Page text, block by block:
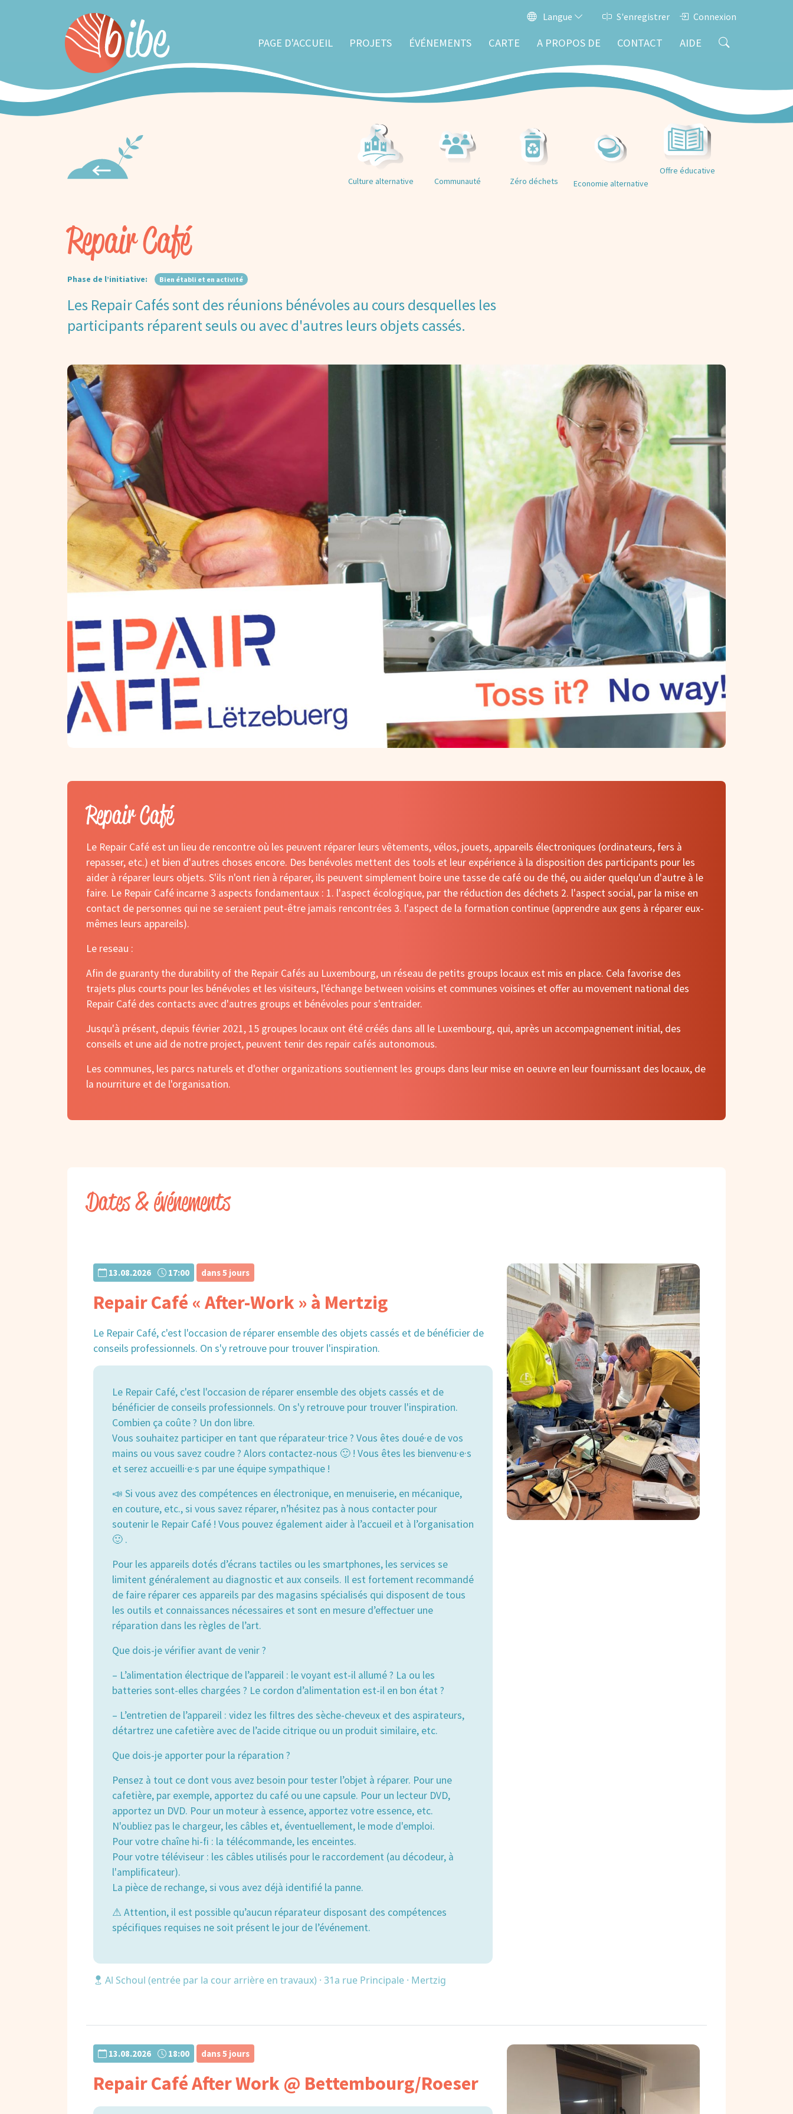
Langue S'enregistrer Connexion
PAGE D'ACCUEIL PROJETS ÉVÉNEMENTS CARTE A PROPOS DE CONTACT AIDE
Culture alternative Communauté Zéro déchets Economie alternative
Offre éducative
Repair Café
Phase de l’initiative: Bien établi et en activité
Les Repair Cafés sont des réunions bénévoles au cours desquelles les
participants réparent seuls ou avec d'autres leurs objets cassés.
Repair Café
Le Repair Café est un lieu de rencontre où les peuvent réparer leurs vêtements, vélos, jouets, appareils électroniques (ordinateurs, fers à
repasser, etc.) et bien d'autres choses encore. Des benévoles mettent des tools et leur expérience à la disposition des participants pour les
aider à réparer leurs objets. S'ils n'ont rien à réparer, ils peuvent simplement boire une tasse de café ou de thé, ou aider quelqu'un d'autre à le
faire. Le Repair Café incarne 3 aspects fondamentaux : 1. l'aspect écologique, par the réduction des déchets 2. l'aspect social, par la mise en
contact de personnes qui ne se seraient peut-être jamais rencontrées 3. l'aspect de la formation continue (apprendre aux gens à réparer eux-
mêmes leurs appareils).
Le reseau :
Afin de guaranty the durability of the Repair Cafés au Luxembourg, un réseau de petits groups locaux est mis en place. Cela favorise des
trajets plus courts pour les bénévoles et les visiteurs, l'échange between voisins et communes voisines et offer au movement national des
Repair Café des contacts avec d'autres groups et bénévoles pour s'entraider.
Jusqu'à présent, depuis février 2021, 15 groupes locaux ont été créés dans all le Luxembourg, qui, après un accompagnement initial, des
conseils et une aid de notre project, peuvent tenir des repair cafés autonomous.
Les communes, les parcs naturels et d'other organizations soutiennent les groups dans leur mise en oeuvre en leur fournissant des locaux, de
la nourriture et de l'organisation.
Dates & événements
13.08.2026 17:00 dans 5 jours
Repair Café « After-Work » à Mertzig
Le Repair Café, c'est l'occasion de réparer ensemble des objets cassés et de bénéficier de
conseils professionnels. On s'y retrouve pour trouver l'inspiration.
Le Repair Café, c'est l'occasion de réparer ensemble des objets cassés et de
bénéficier de conseils professionnels. On s'y retrouve pour trouver l'inspiration.
Combien ça coûte ? Un don libre.
Vous souhaitez participer en tant que réparateur·trice ? Vous êtes doué·e de vos
mains ou vous savez coudre ? Alors contactez-nous 🙂 ! Vous êtes les bienvenu·e·s
et serez accueilli·e·s par une équipe sympathique !
📣 Si vous avez des compétences en électronique, en menuiserie, en mécanique,
en couture, etc., si vous savez réparer, n’hésitez pas à nous contacter pour
soutenir le Repair Café ! Vous pouvez également aider à l’accueil et à l’organisation
🙂 .
Pour les appareils dotés d’écrans tactiles ou les smartphones, les services se
limitent généralement au diagnostic et aux conseils. Il est fortement recommandé
de faire réparer ces appareils par des magasins spécialisés qui disposent de tous
les outils et connaissances nécessaires et sont en mesure d’effectuer une
réparation dans les règles de l’art.
Que dois-je vérifier avant de venir ?
– L’alimentation électrique de l’appareil : le voyant est-il allumé ? La ou les
batteries sont-elles chargées ? Le cordon d’alimentation est-il en bon état ?
– L’entretien de l’appareil : videz les filtres des sèche-cheveux et des aspirateurs,
détartrez une cafetière avec de l’acide citrique ou un produit similaire, etc.
Que dois-je apporter pour la réparation ?
Pensez à tout ce dont vous avez besoin pour tester l’objet à réparer. Pour une
cafetière, par exemple, apportez du café ou une capsule. Pour un lecteur DVD,
apportez un DVD. Pour un moteur à essence, apportez votre essence, etc.
N'oubliez pas le chargeur, les câbles et, éventuellement, le mode d'emploi.
Pour votre chaîne hi-fi : la télécommande, les enceintes.
Pour votre téléviseur : les câbles utilisés pour le raccordement (au décodeur, à
l'amplificateur).
La pièce de rechange, si vous avez déjà identifié la panne.
⚠ Attention, il est possible qu’aucun réparateur disposant des compétences
spécifiques requises ne soit présent le jour de l’événement.
Al Schoul (entrée par la cour arrière en travaux) · 31a rue Principale · Mertzig
13.08.2026 18:00 dans 5 jours
Repair Café After Work @ Bettembourg/Roeser